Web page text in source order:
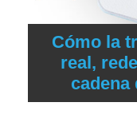
Cómo la
real,
cadena